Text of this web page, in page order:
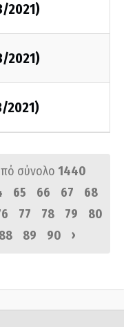
2021)
2021)
2021)
σύνολο 1440
65 66 67
68
77 78 79
80
88 89 90 ›